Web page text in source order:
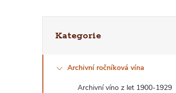
O
kategorie
Kategorie
Archivní ročníková vína
Archivní víno z let 1900-1929